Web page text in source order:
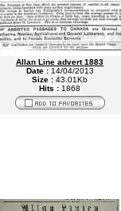
Allan Line advert 1883
Date : 14/04/2013
Size : 43.01Kb
Hits : 1868